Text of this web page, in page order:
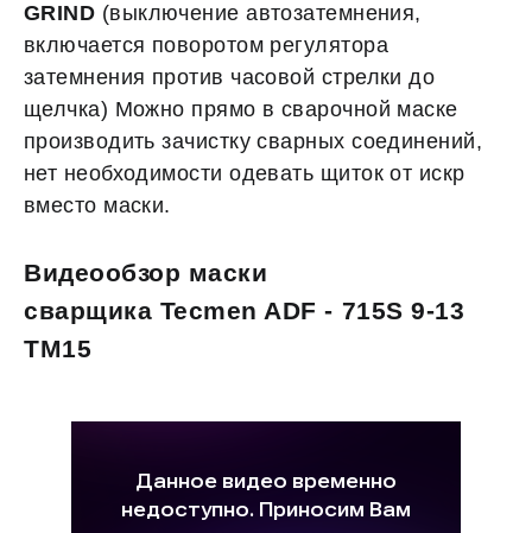
GRIND (выключение автозатемнения,
включается поворотом регулятора
затемнения против часовой стрелки до
щелчка) Можно прямо в сварочной маске
производить зачистку сварных соединений,
нет необходимости одевать щиток от искр
вместо маски.
Видеообзор маски
сварщика Tecmen ADF - 715S 9-13
TM15